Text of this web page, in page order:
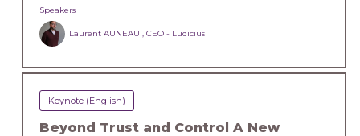
Speakers
Laurent AUNEAU , CEO - Ludicius
Keynote (English)
Beyond Trust and Control A New